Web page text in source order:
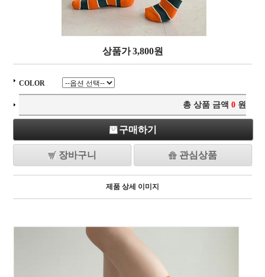
상품가 3,800원
COLOR
총 상품 금액 0 원
구매하기
장바구니 관심상품
제품 상세 이미지